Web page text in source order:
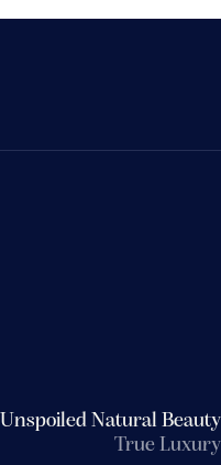
Unspoiled Natural Beauty
True Luxury